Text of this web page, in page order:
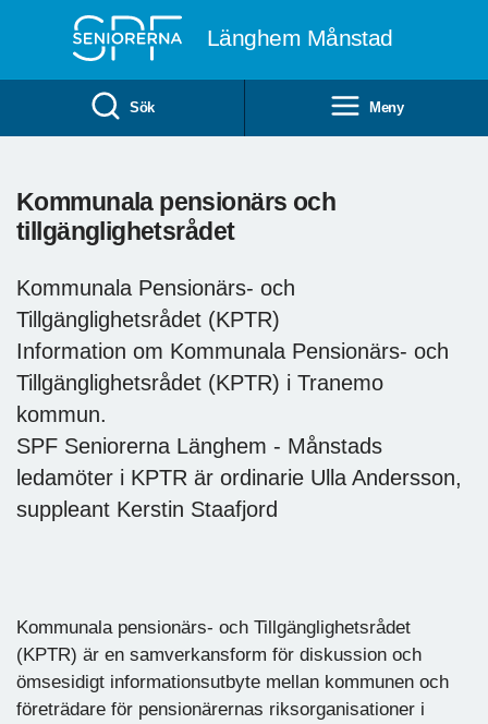
Länghem Månstad
Sök Meny
Kommunala pensionärs och
tillgänglighetsrådet
Kommunala Pensionärs- och
Tillgänglighetsrådet (KPTR)
Information om Kommunala Pensionärs- och
Tillgänglighetsrådet (KPTR) i Tranemo
kommun.
SPF Seniorerna Länghem - Månstads
ledamöter i KPTR är ordinarie Ulla Andersson,
suppleant Kerstin Staafjord
Kommunala pensionärs- och Tillgänglighetsrådet
(KPTR) är en samverkansform för diskussion och
ömsesidigt informationsutbyte mellan kommunen och
företrädare för pensionärernas riksorganisationer i